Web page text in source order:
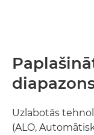
Uzlabotās
(ALO,